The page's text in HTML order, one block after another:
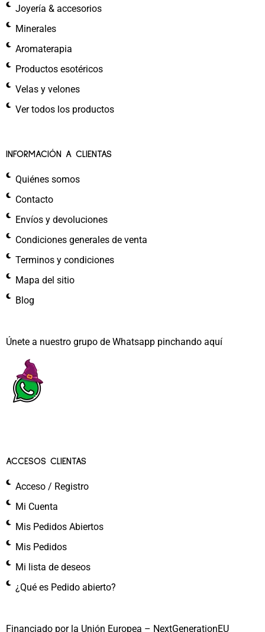
Joyería & accesorios
Minerales
Aromaterapia
Productos esotéricos
Velas y velones
Ver todos los productos
INFORMACIÓN A CLIENTAS
Quiénes somos
Contacto
Envíos y devoluciones
Condiciones generales de venta
Terminos y condiciones
Mapa del sitio
Blog
Únete a nuestro grupo de Whatsapp pinchando aquí​
ACCESOS CLIENTAS
Acceso / Registro
Mi Cuenta
Mis Pedidos Abiertos
Mis Pedidos
Mi lista de deseos
¿Qué es Pedido abierto?
Financiado por la Unión Europea – NextGenerationEU